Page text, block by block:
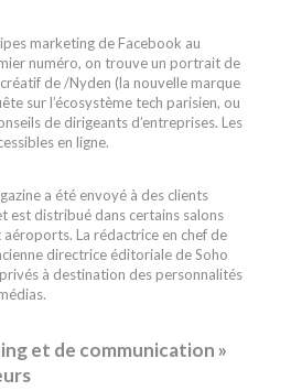
marketing de Facebook au
numéro, on trouve un portrait de
de /Nyden (la nouvelle marque
sur l’écosystème tech parisien, ou
de dirigeants d’entreprises. Les
en ligne.
a été envoyé à des clients
est distribué dans certains salons
aéroports. La rédactrice en chef de
directrice éditoriale de Soho
à destination des personnalités
et de communication »